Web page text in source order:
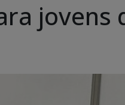
jovens